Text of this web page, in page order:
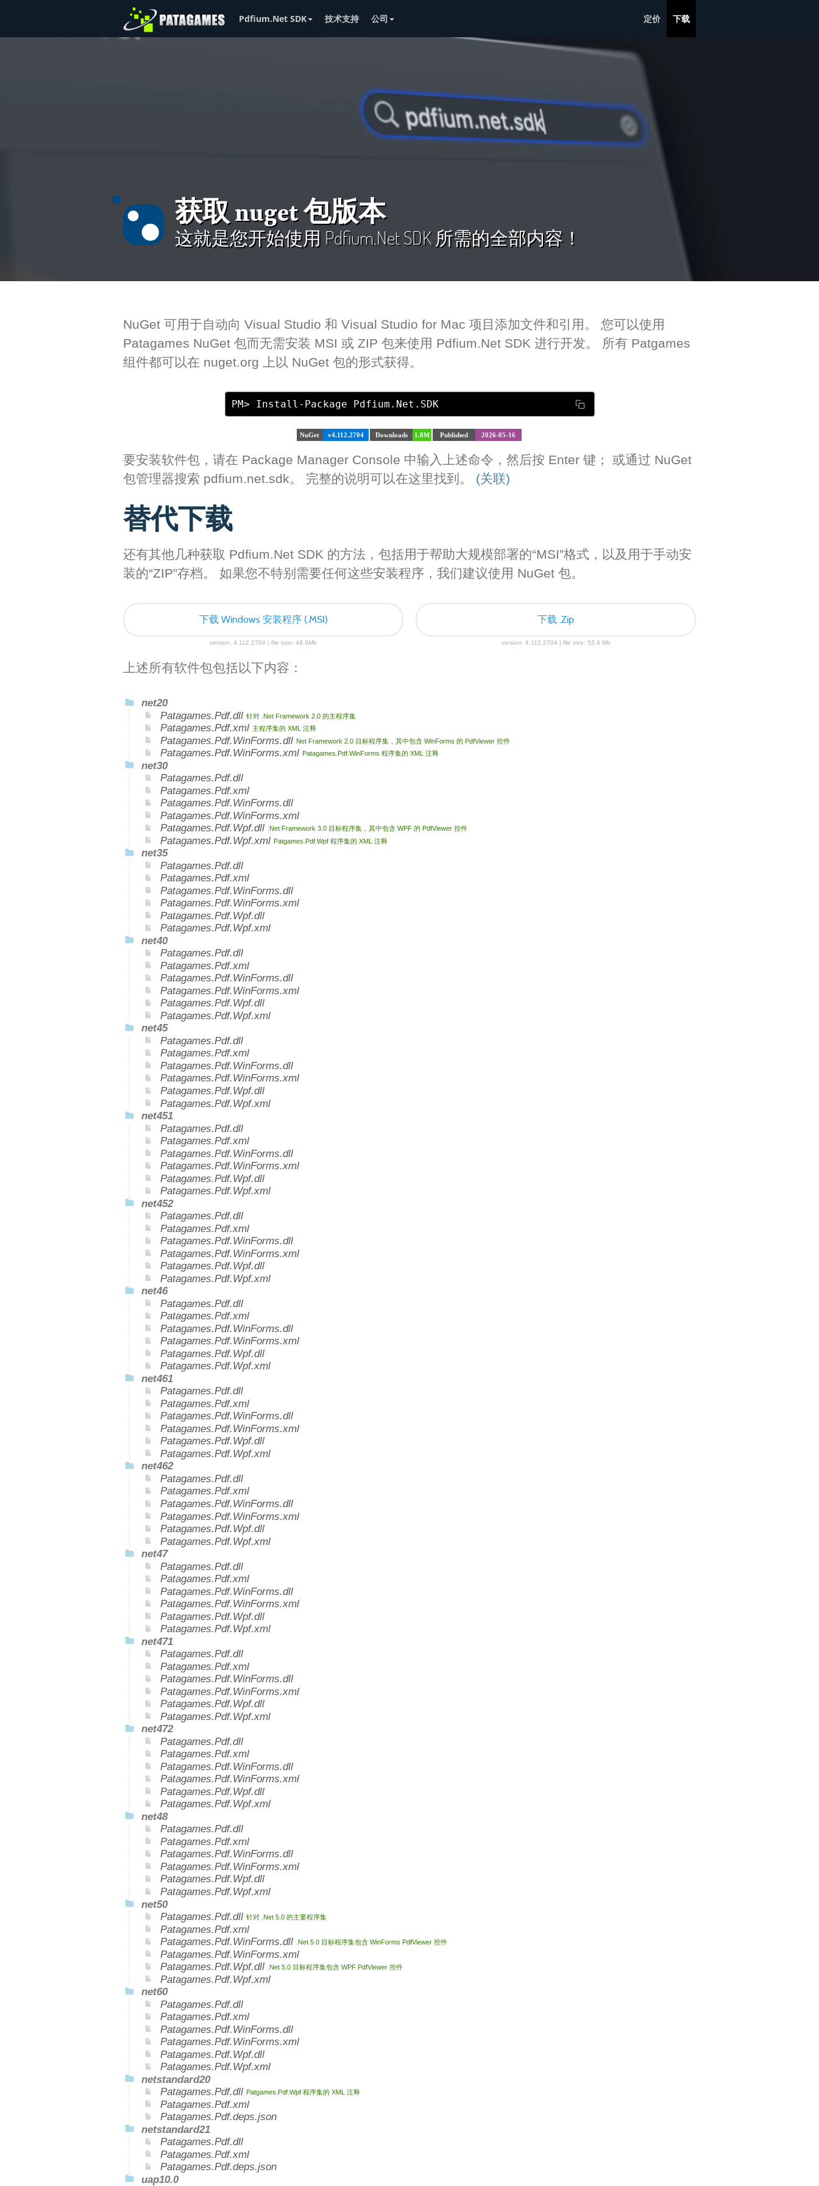
Pdfium.Net SDK 技术支持 公司 定价 下载
获取 nuget 包版本
这就是您开始使用 Pdfium.Net SDK 所需的全部内容！
NuGet 可用于自动向 Visual Studio 和 Visual Studio for Mac 项目添加文件和引用。 您可以使用
Patagames NuGet 包而无需安装 MSI 或 ZIP 包来使用 Pdfium.Net SDK 进行开发。 所有 Patgames
组件都可以在 nuget.org 上以 NuGet 包的形式获得。
PM> Install-Package Pdfium.Net.SDK
NuGet v4.112.2704 Downloads 1.8M Published 2026-05-16
要安装软件包，请在 Package Manager Console 中输入上述命令，然后按 Enter 键； 或通过 NuGet
包管理器搜索 pdfium.net.sdk。 完整的说明可以在这里找到。 (关联)
替代下载
还有其他几种获取 Pdfium.Net SDK 的方法，包括用于帮助大规模部署的“MSI”格式，以及用于手动安
装的“ZIP”存档。 如果您不特别需要任何这些安装程序，我们建议使用 NuGet 包。
下载 Windows 安装程序 (.MSI)
version: 4.112.2704 | file size: 49.9Mb
下载 .Zip
version: 4.112.2704 | file size: 53.4 Mb
上述所有软件包包括以下内容：
net20
Patagames.Pdf.dll 针对 .Net Framework 2.0 的主程序集
Patagames.Pdf.xml 主程序集的 XML 注释
Patagames.Pdf.WinForms.dll Net Framework 2.0 目标程序集，其中包含 WinForms 的 PdfViewer 控件
Patagames.Pdf.WinForms.xml Patagames.Pdf.WinForms 程序集的 XML 注释
net30
Patagames.Pdf.dll
Patagames.Pdf.xml
Patagames.Pdf.WinForms.dll
Patagames.Pdf.WinForms.xml
Patagames.Pdf.Wpf.dll
.Net Framework 3.0 目标程序集，其中包含 WPF 的 PdfViewer 控件
Patagames.Pdf.Wpf.xml Patgames.Pdf.Wpf 程序集的 XML 注释
net35
Patagames.Pdf.dll
Patagames.Pdf.xml
Patagames.Pdf.WinForms.dll
Patagames.Pdf.WinForms.xml
Patagames.Pdf.Wpf.dll
Patagames.Pdf.Wpf.xml
net40
Patagames.Pdf.dll
Patagames.Pdf.xml
Patagames.Pdf.WinForms.dll
Patagames.Pdf.WinForms.xml
Patagames.Pdf.Wpf.dll
Patagames.Pdf.Wpf.xml
net45
Patagames.Pdf.dll
Patagames.Pdf.xml
Patagames.Pdf.WinForms.dll
Patagames.Pdf.WinForms.xml
Patagames.Pdf.Wpf.dll
Patagames.Pdf.Wpf.xml
net451
Patagames.Pdf.dll
Patagames.Pdf.xml
Patagames.Pdf.WinForms.dll
Patagames.Pdf.WinForms.xml
Patagames.Pdf.Wpf.dll
Patagames.Pdf.Wpf.xml
net452
Patagames.Pdf.dll
Patagames.Pdf.xml
Patagames.Pdf.WinForms.dll
Patagames.Pdf.WinForms.xml
Patagames.Pdf.Wpf.dll
Patagames.Pdf.Wpf.xml
net46
Patagames.Pdf.dll
Patagames.Pdf.xml
Patagames.Pdf.WinForms.dll
Patagames.Pdf.WinForms.xml
Patagames.Pdf.Wpf.dll
Patagames.Pdf.Wpf.xml
net461
Patagames.Pdf.dll
Patagames.Pdf.xml
Patagames.Pdf.WinForms.dll
Patagames.Pdf.WinForms.xml
Patagames.Pdf.Wpf.dll
Patagames.Pdf.Wpf.xml
net462
Patagames.Pdf.dll
Patagames.Pdf.xml
Patagames.Pdf.WinForms.dll
Patagames.Pdf.WinForms.xml
Patagames.Pdf.Wpf.dll
Patagames.Pdf.Wpf.xml
net47
Patagames.Pdf.dll
Patagames.Pdf.xml
Patagames.Pdf.WinForms.dll
Patagames.Pdf.WinForms.xml
Patagames.Pdf.Wpf.dll
Patagames.Pdf.Wpf.xml
net471
Patagames.Pdf.dll
Patagames.Pdf.xml
Patagames.Pdf.WinForms.dll
Patagames.Pdf.WinForms.xml
Patagames.Pdf.Wpf.dll
Patagames.Pdf.Wpf.xml
net472
Patagames.Pdf.dll
Patagames.Pdf.xml
Patagames.Pdf.WinForms.dll
Patagames.Pdf.WinForms.xml
Patagames.Pdf.Wpf.dll
Patagames.Pdf.Wpf.xml
net48
Patagames.Pdf.dll
Patagames.Pdf.xml
Patagames.Pdf.WinForms.dll
Patagames.Pdf.WinForms.xml
Patagames.Pdf.Wpf.dll
Patagames.Pdf.Wpf.xml
net50
Patagames.Pdf.dll 针对 .Net 5.0 的主要程序集
Patagames.Pdf.xml
Patagames.Pdf.WinForms.dll
.Net 5.0 目标程序集包含 WinForms PdfViewer 控件
Patagames.Pdf.WinForms.xml
Patagames.Pdf.Wpf.dll
.Net 5.0 目标程序集包含 WPF PdfViewer 控件
Patagames.Pdf.Wpf.xml
net60
Patagames.Pdf.dll
Patagames.Pdf.xml
Patagames.Pdf.WinForms.dll
Patagames.Pdf.WinForms.xml
Patagames.Pdf.Wpf.dll
Patagames.Pdf.Wpf.xml
netstandard20
Patagames.Pdf.dll Patgames.Pdf.Wpf 程序集的 XML 注释
Patagames.Pdf.xml
Patagames.Pdf.deps.json
netstandard21
Patagames.Pdf.dll
Patagames.Pdf.xml
Patagames.Pdf.deps.json
uap10.0